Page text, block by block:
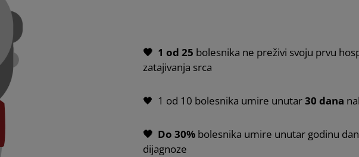
🖤 1 od 25 bolesnika ne preživi svoju prvu
zatajivanja srca
🖤 1 od 10 bolesnika umire unutar30 dana
🖤 Do 30% bolesnika umire unutar godinu
dijagnoze